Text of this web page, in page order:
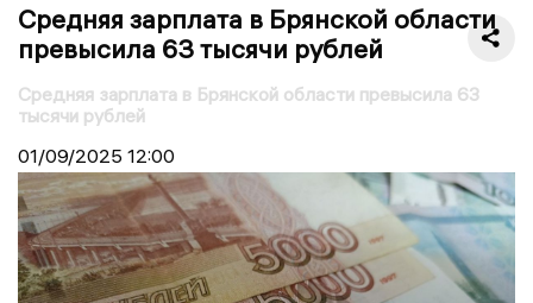
Средняя зарплата в Брянской области
превысила 63 тысячи рублей
Средняя зарплата в Брянской области превысила 63
тысячи рублей
01/09/2025 12:00